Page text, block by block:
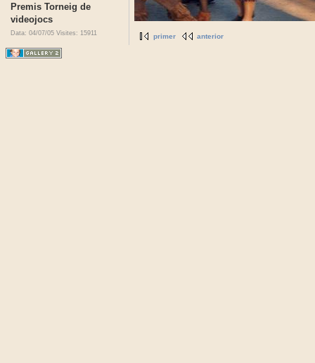
Premis Torneig de
videojocs
Data: 04/07/05 Visites: 15911 primer anterior